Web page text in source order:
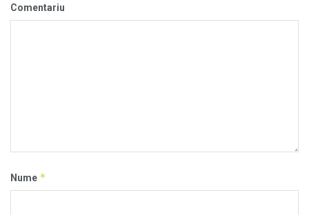
Comentariu
Nume *